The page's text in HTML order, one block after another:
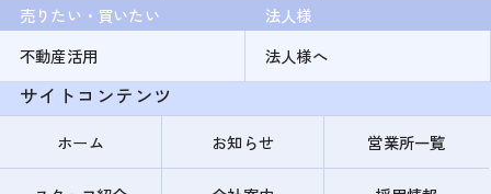
売りたい・買いたい
不動産活用
法人様
法人様へ
サイトコンテンツ
ホーム お知らせ 営業所一覧